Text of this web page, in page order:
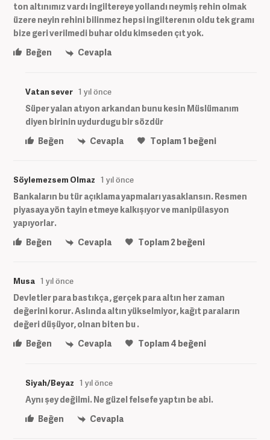
ton altınımız vardı ingiltereye yollandı neymiş rehin olmak
üzere neyin rehini bilinmez hepsi ingilterenın oldu tek gramı
bize geri verilmedi buhar oldu kimseden çıt yok.
Beğen
Cevapla
Vatan sever 1 yıl önce
Süper yalan atıyon arkandan bunu kesin Müslümanım
diyen birinin uydurdugu bir sözdür
Beğen
Cevapla Toplam1 beğeni
Söylemezsem Olmaz 1 yıl önce
Bankaların bu tür açıklama yapmaları yasaklansın. Resmen
piyasaya yön tayin etmeye kalkışıyor ve manipülasyon
yapıyorlar.
Beğen
Cevapla Toplam2beğeni
Musa 1 yıl önce
Devletler para bastıkça , gerçek para altın her zaman
değerini korur. Aslında altın yükselmiyor, kağıt paraların
değeri düşüyor, olnan biten bu .
Beğen
Cevapla Toplam4 beğeni
Siyah/Beyaz 1 yıl önce
Aynı şey değilmi. Ne güzel felsefe yaptın be abi.
Beğen
Cevapla